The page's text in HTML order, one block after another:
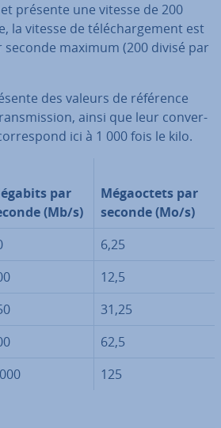
présente une vitesse de 200
la vitesse de té­lé­char­ge­ment est
maximum (200 divisé par
des valeurs de référence
ainsi que leur con­ver­
ici à 1 000 fois le kilo.
par
(Mb/s)
Mé­gaoc­tets par
seconde (Mo/s)
6,25
12,5
31,25
62,5
125